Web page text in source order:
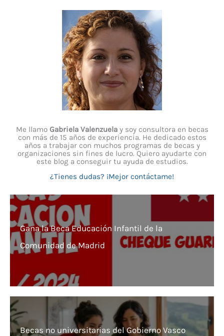
Me llamo Gabriela Valenzuelay soy consultora en becas
con más de 15 años de experiencia. He dedicado estos
años a trabajar con muchos programas de becas y
organizaciones sin fines de lucro. Quiero ayudarte con
este blog a conseguir tu ayuda de estudios.
¿Tienes dudas? ¡Mejor contáctame!
Gana la Beca Educación Infantil de la
Comunidad de Madrid
Becas no universitarias del Gobierno Vasco